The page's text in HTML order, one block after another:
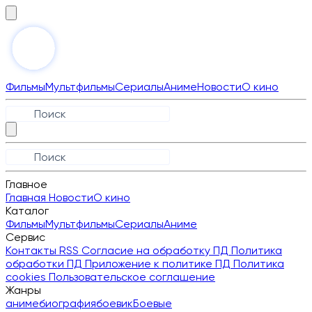
ФильмыМультфильмыСериалыАнимеНовостиО кино
Главное
Главная НовостиО кино
Каталог
ФильмыМультфильмыСериалыАниме
Сервис
Контакты RSS Согласие на обработку ПД Политика
обработки ПД Приложение к политике ПД Политика
cookies Пользовательское соглашение
Жанры
анимебиографиябоевикБоевые